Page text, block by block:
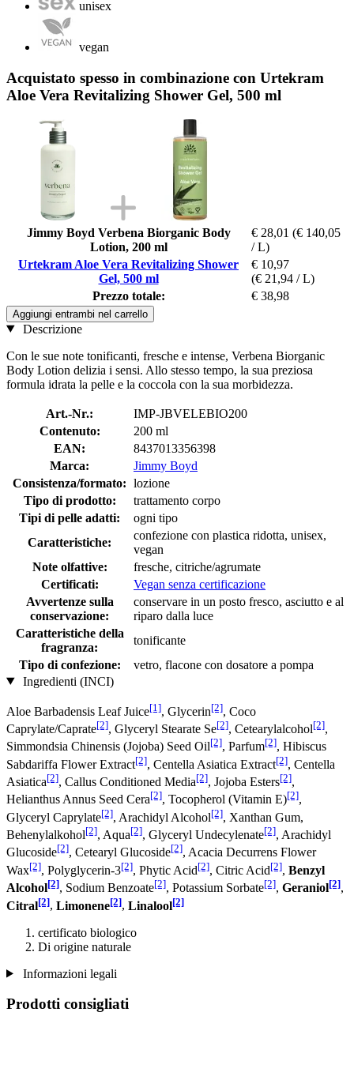
unisex
vegan
Acquistato spesso in combinazione con Urtekram
Aloe Vera Revitalizing Shower Gel, 500 ml
Jimmy Boyd Verbena Biorganic Body
Lotion, 200 ml
€ 28,01 (€ 140,05
/ L)
Urtekram Aloe Vera Revitalizing Shower
Gel, 500 ml
€ 10,97
(€ 21,94 / L)
Prezzo totale:
€ 38,98
Aggiungi entrambi nel carrello
Descrizione
Con le sue note tonificanti, fresche e intense, Verbena Biorganic
Body Lotion delizia i sensi. Allo stesso tempo, la sua preziosa
formula idrata la pelle e la coccola con la sua morbidezza.
Art.-Nr.:
IMP-JBVELEBIO200
Contenuto:
200 ml
EAN:
8437013356398
Marca:
Jimmy Boyd
Consistenza/formato: lozione
Tipo di prodotto:
trattamento corpo
Tipi di pelle adatti:
ogni tipo
Caratteristiche:
confezione con plastica ridotta, unisex,
vegan
Note olfattive:
fresche, citriche/agrumate
Certificati:
Vegan senza certificazione
Avvertenze sulla
conservazione:
conservare in un posto fresco, asciutto e al
riparo dalla luce
Caratteristiche della
fragranza:
tonificante
Tipo di confezione:
vetro, flacone con dosatore a pompa
Ingredienti (INCI)
Aloe Barbadensis Leaf Juice[1], Glycerin[2], Coco
Caprylate/Caprate[2], Glyceryl Stearate Se[2], Cetearylalcohol[2],
Simmondsia Chinensis (Jojoba) Seed Oil[2], Parfum[2], Hibiscus
Sabdariffa Flower Extract[2], Centella Asiatica Extract[2], Centella
Asiatica[2], Callus Conditioned Media[2], Jojoba Esters[2],
Helianthus Annus Seed Cera[2], Tocopherol (Vitamin E)[2],
Glyceryl Caprylate[2], Arachidyl Alcohol[2], Xanthan Gum,
Behenylalkohol[2], Aqua[2], Glyceryl Undecylenate[2], Arachidyl
Glucoside[2], Cetearyl Glucoside[2], Acacia Decurrens Flower
Wax[2], Polyglycerin-3[2], Phytic Acid[2], Citric Acid[2], Benzyl
Alcohol[2], Sodium Benzoate[2], Potassium Sorbate[2], Geraniol[2],
Citral[2], Limonene[2], Linalool[2]
certificato biologico
Di origine naturale
Informazioni legali
Prodotti consigliati